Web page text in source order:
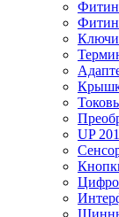
Ключи
UP